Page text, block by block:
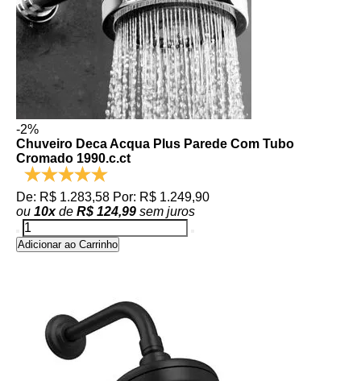
-2%
Chuveiro Deca Acqua Plus Parede Com Tubo
Cromado 1990.c.ct
De: R$ 1.283,58 Por: R$ 1.249,90
ou 10xde R$ 124,99 sem juros
Adicionar ao Carrinho